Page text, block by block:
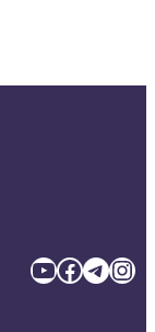
YouTube Facebook TelegramInstagram